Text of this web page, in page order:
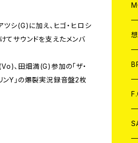
ツシ(G)に加え、ヒゴ・ヒロシ
てサウンドを支えたメンバ
、田畑満(G)参加の「ザ・
ンY」の爆裂実況録音盤2枚